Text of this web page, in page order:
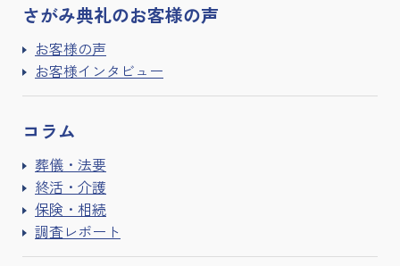
さがみ典礼のお客様の声
お客様の声
お客様インタビュー
コラム
葬儀・法要
終活・介護
保険・相続
調査レポート